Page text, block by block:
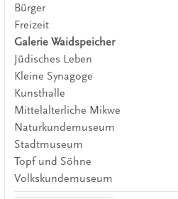
Bürger
Freizeit
Galerie Waidspeicher
Jüdisches Leben
Kleine Synagoge
Kunsthalle
Mittelalterliche Mikwe
Naturkundemuseum
Stadtmuseum
Topf und Söhne
Volkskundemuseum